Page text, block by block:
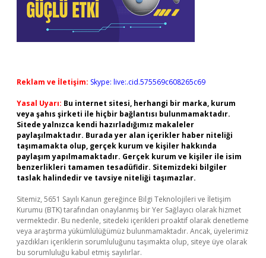
Reklam ve İletişim: Skype: live:.cid.575569c608265c69
Yasal Uyarı: Bu internet sitesi, herhangi bir marka, kurum
veya şahıs şirketi ile hiçbir bağlantısı bulunmamaktadır.
Sitede yalnızca kendi hazırladığımız makaleler
paylaşılmaktadır. Burada yer alan içerikler haber niteliği
taşımamakta olup, gerçek kurum ve kişiler hakkında
paylaşım yapılmamaktadır. Gerçek kurum ve kişiler ile isim
benzerlikleri tamamen tesadüfidir. Sitemizdeki bilgiler
taslak halindedir ve tavsiye niteliği taşımazlar.
Sitemiz, 5651 Sayılı Kanun gereğince Bilgi Teknolojileri ve İletişim
Kurumu (BTK) tarafından onaylanmış bir Yer Sağlayıcı olarak hizmet
vermektedir. Bu nedenle, sitedeki içerikleri proaktif olarak denetleme
veya araştırma yükümlülüğümüz bulunmamaktadır. Ancak, üyelerimiz
yazdıkları içeriklerin sorumluluğunu taşımakta olup, siteye üye olarak
bu sorumluluğu kabul etmiş sayılırlar.